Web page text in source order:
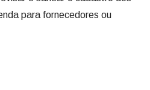
para fornecedores ou